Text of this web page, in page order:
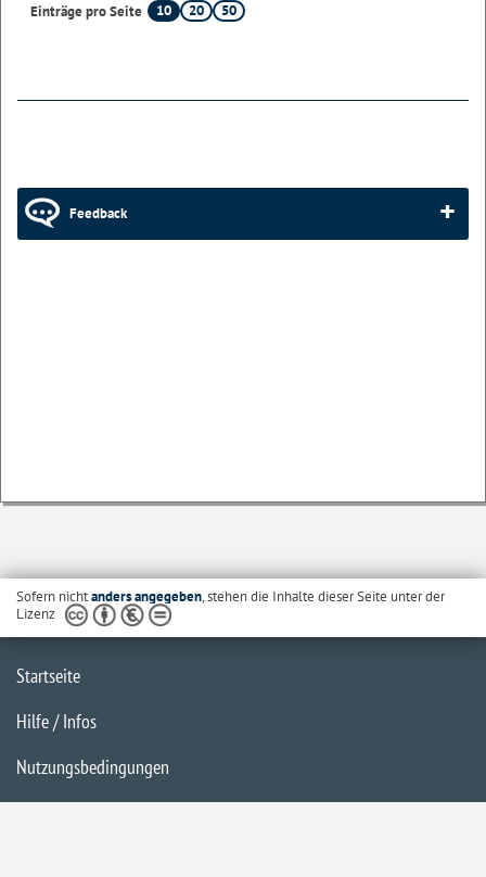
Einträge pro Seite
10 20 50
Feedback
Sofern nichtanders angegeben, stehen die Inhalte dieser Seite unter der
Lizenz
Startseite
Hilfe / Infos
Nutzungsbedingungen